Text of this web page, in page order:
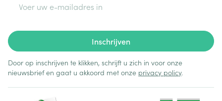
Inschrijven
Door op inschrijven te klikken, schrijft u zich in voor onze
nieuwsbrief en gaat u akkoord met onze privacy policy.